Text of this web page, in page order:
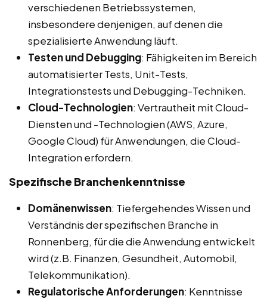
verschiedenen Betriebssystemen,
insbesondere denjenigen, auf denen die
spezialisierte Anwendung läuft.
Testen und Debugging: Fähigkeiten im Bereich
automatisierter Tests, Unit-Tests,
Integrationstests und Debugging-Techniken.
Cloud-Technologien: Vertrautheit mit Cloud-
Diensten und -Technologien (AWS, Azure,
Google Cloud) für Anwendungen, die Cloud-
Integration erfordern.
Spezifische Branchenkenntnisse
Domänenwissen: Tiefergehendes Wissen und
Verständnis der spezifischen Branche in
Ronnenberg, für die die Anwendung entwickelt
wird (z.B. Finanzen, Gesundheit, Automobil,
Telekommunikation).
Regulatorische Anforderungen: Kenntnisse